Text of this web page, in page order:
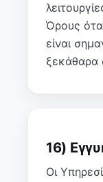
Όρους
είναι
ξεκάθαρα
16)
Οι